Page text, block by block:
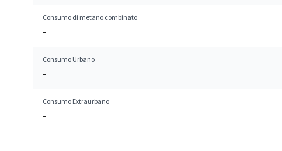
Consumo di metano combinato
-
Consumo Urbano
-
Consumo Extraurbano
-